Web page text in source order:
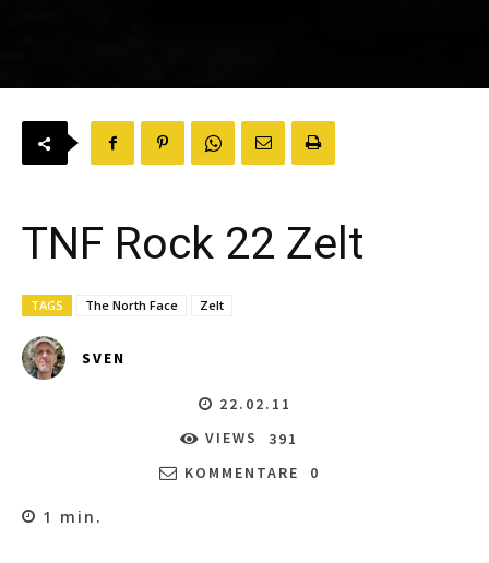
TNF Rock 22 Zelt
TAGS The North Face Zelt
SVEN
22.02.11
VIEWS
391
KOMMENTARE
0
1 min.